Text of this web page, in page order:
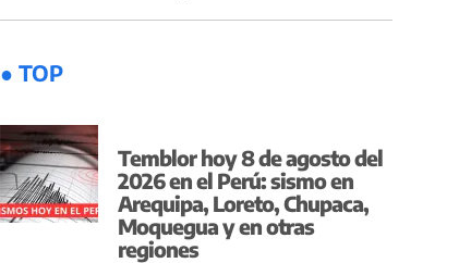
● TOP
Temblor hoy 8 de agosto del
2026 en el Perú: sismo en
Arequipa, Loreto, Chupaca,
Moquegua y en otras
regiones